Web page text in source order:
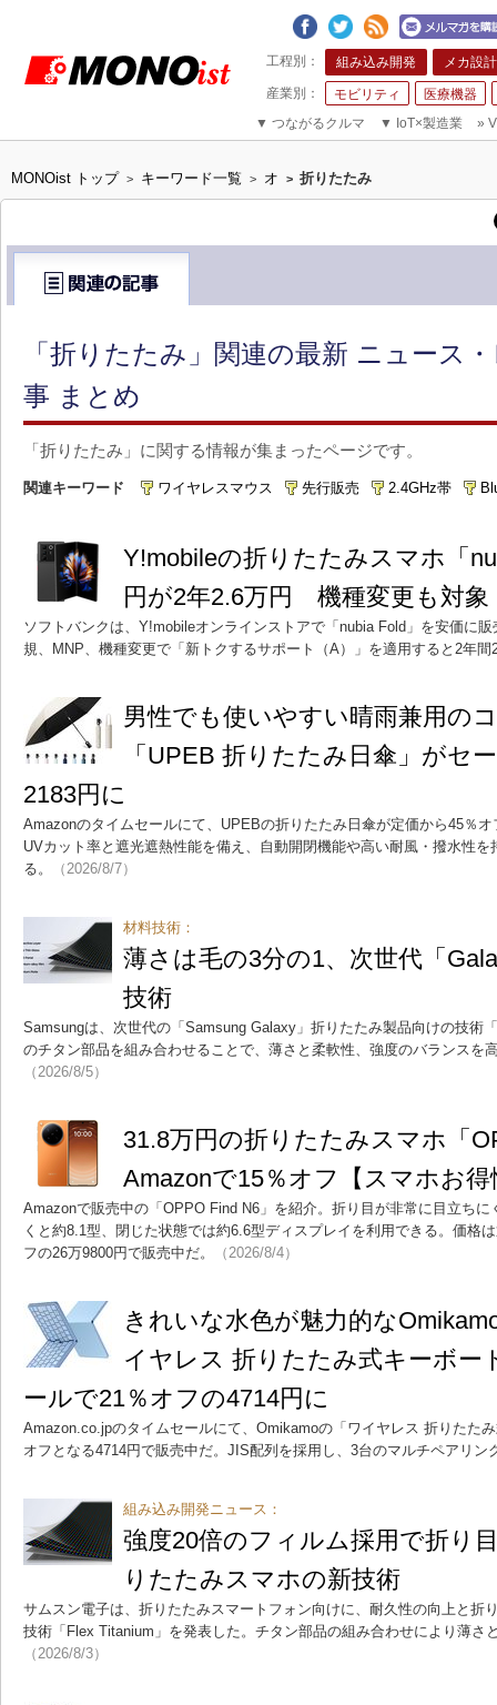
組み込み開発 メカ設計
モビリティ
医療機器
▼ つながるクルマ ▼ IoT×製造業 »
MONOist トップ > キーワード一覧 > オ > 折りたたみ
「折りたたみ」関連の最新 ニュース
事 まとめ
「折りたたみ」に関する情報が集まったページです。
関連キーワード ワイヤレスマウス 先行販売 2.4GHz帯
Y!mobileの折りたたみスマホ「
円が2年2.6万円 機種変更も対象
ソフトバンクは、Y!mobileオンラインストアで「nubia Fold」を安価に
規、MNP、機種変更で「新トクするサポート（A）」を適用すると2年間
男性でも使いやすい晴雨兼用の
「UPEB 折りたたみ日傘」がセ
2183円に
Amazonのタイムセールにて、UPEBの折りたたみ日傘が定価から45％
UVカット率と遮光遮熱性能を備え、自動開閉機能や高い耐風・撥水性
る。
（2026/8/7）
材料技術：
薄さは毛の3分の1、次世代「
技術
Samsungは、次世代の「Samsung Galaxy」折りたたみ製品向けの技術
のチタン部品を組み合わせることで、薄さと柔軟性、強度のバランスを
（2026/8/5）
31.8万円の折りたたみスマホ「
Amazonで15％オフ【スマホお得
Amazonで販売中の「OPPO Find N6」を紹介。折り目が非常に目立ち
くと約8.1型、閉じた状態では約6.6型ディスプレイを利用できる。価格
フの26万9800円で販売中だ。
（2026/8/4）
きれいな水色が魅力的な
イヤレス 折りたたみ式キーボー
ールで21％オフの4714円に
Amazon.co.jpのタイムセールにて、Omikamoの「ワイヤレス 折りたた
オフとなる4714円で販売中だ。JIS配列を採用し、3台のマルチペアリン
組み込み開発ニュース：
強度20倍のフィルム採用で折り
りたたみスマホの新技術
サムスン電子は、折りたたみスマートフォン向けに、耐久性の向上と折
技術「Flex Titanium」を発表した。チタン部品の組み合わせにより薄さ
（2026/8/3）